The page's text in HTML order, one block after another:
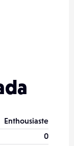
Enthousiaste
0